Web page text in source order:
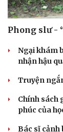
Cải chính
Phong slư -
Ngại khám
nhận hậu
Truyện
Chính sách
phúc của
Bác sĩ cảnh